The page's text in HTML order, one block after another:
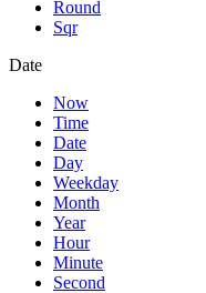
Round
Sqr
Date
Now
Time
Date
Day
Weekday
Month
Year
Hour
Minute
Second